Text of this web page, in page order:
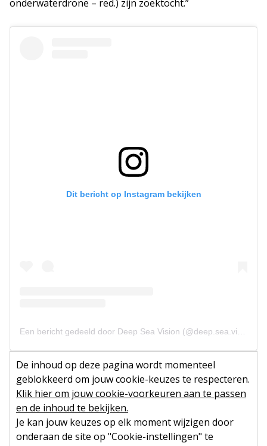
onderwaterdrone – red.) zijn zoektocht.”
Dit bericht op Instagram bekijken
De inhoud op deze pagina wordt momenteel
geblokkeerd om jouw cookie-keuzes te respecteren.
Klik hier om jouw cookie-voorkeuren aan te passen
en de inhoud te bekijken.
Je kan jouw keuzes op elk moment wijzigen door
onderaan de site op "Cookie-instellingen" te